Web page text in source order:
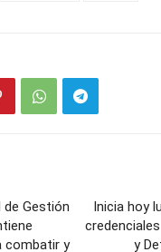
Gestión
combatir y
Inicia hoy
y